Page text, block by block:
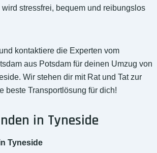
stressfrei, bequem und reibungslos
kontaktiere die Experten vom
aus Potsdam für deinen Umzug von
Wir stehen dir mit Rat und Tat zur
beste Transportlösung für dich!
in Tyneside
Tyneside